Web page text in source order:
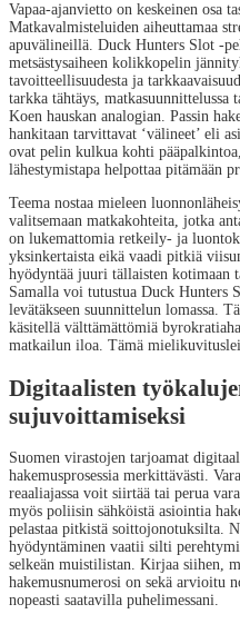
Vapaa-ajanvietto on keskeinen osa
Matkavalmisteluiden aiheuttamaa
apuvälineillä. Duck Hunters Slot -
metsästysaiheen kolikkopelin
tavoitteellisuudesta ja
tarkka tähtäys,
Koen hauskan analogian. Passin
hankitaan tarvittavat ‘välineet’ eli
ovat pelin kulkua kohti
lähestymistapa helpottaa pitämään
Teema nostaa mieleen
valitsemaan matkakohteita, jotka
on lukemattomia retkeily- ja
yksinkertaista eikä vaadi pitkiä
hyödyntää juuri tällaisten kotimaan
Samalla voi tutustua Duck Hunters
levätäkseen suunnittelun lomassa.
käsitellä välttämättömiä
matkailun iloa. Tämä
Digitaalisten
sujuvoittamiseksi
Suomen virastojen tarjoamat
hakemusprosessia merkittävästi.
reaaliajassa voit siirtää tai perua
myös poliisin sähköistä asiointia
pelastaa pitkistä soittojonotuksilta.
hyödyntäminen vaatii silti
selkeän muistilistan. Kirjaa siihen,
hakemusnumerosi on sekä arvioitu
nopeasti saatavilla puhelimessani.